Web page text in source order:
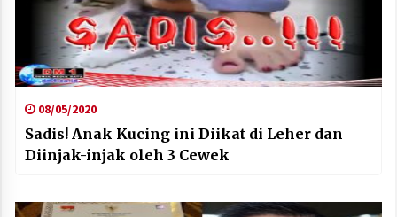
08/05/2020
Sadis! Anak Kucing ini Diikat di Leher dan
Diinjak-injak oleh 3 Cewek